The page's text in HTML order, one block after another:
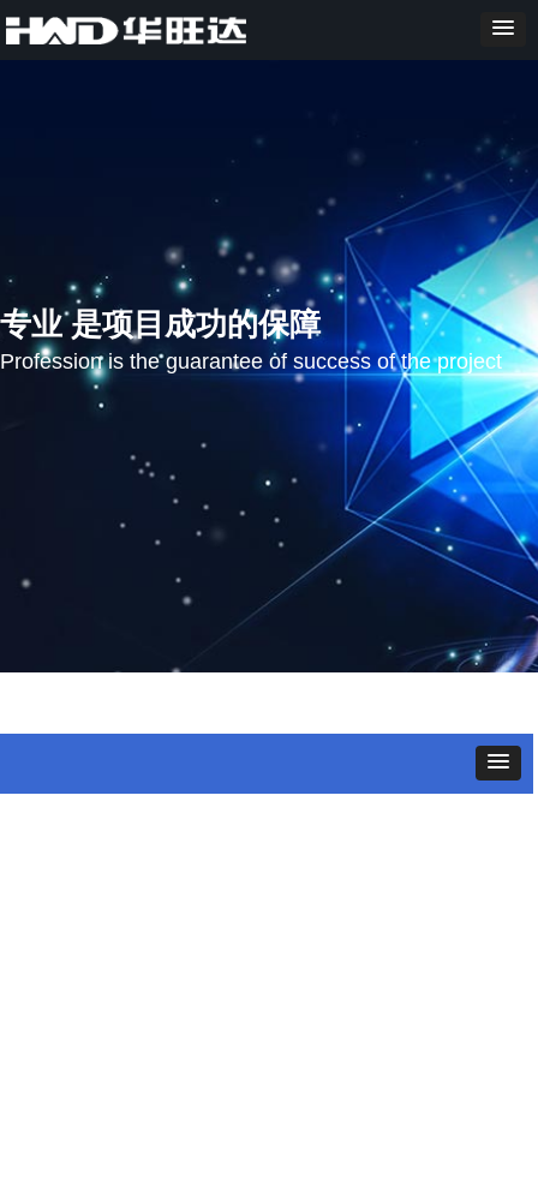
专业 是项目成功的保障
Profession is the guarantee of success of the project